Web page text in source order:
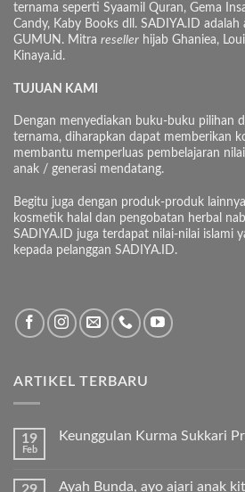
ternama seperti Syaamil Quran, Gema
Candy, Kaby Books dll. SADIYA.ID adalah
GUMUN. Mitra reseller hijab Ghaniea,
Kinaya.id.
TUJUAN KAMI
Dengan menyediakan buku-buku pilihan
ternama, diharapkan dapat memberikan
membantu memperluas pembelajaran
anak / generasi mendatang.
Begitu juga dengan produk-produk
kosmetik halal dan pengobatan herbal
SADIYA.ID juga terdapat nilai-nilai islami
kepada pelanggan SADIYA.ID.
ARTIKEL TERBARU
19
Feb
Keunggulan Kurma Sukkari
pada
Ayah Bunda, ayo ajari anak